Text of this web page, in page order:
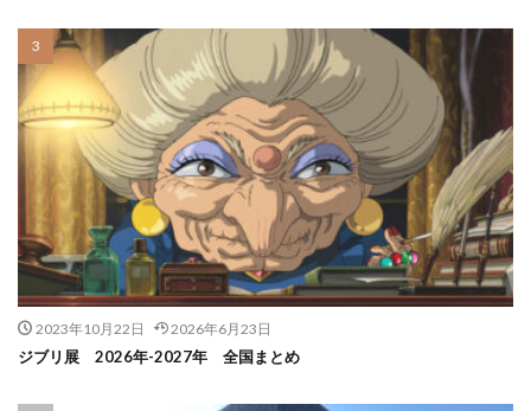
2023年10月22日 2026年6月23日
ジブリ展 2026年-2027年 全国まとめ